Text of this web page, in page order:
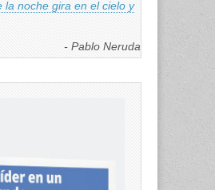
la noche gira en el cielo y
- Pablo Neruda